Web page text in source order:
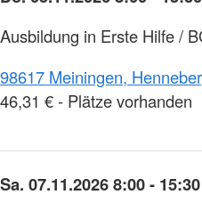
Ausbildung in Erste Hilfe /
98617 Meiningen,
46,31 € - Plätze vorhanden
Sa. 07.11.2026 8:00 -